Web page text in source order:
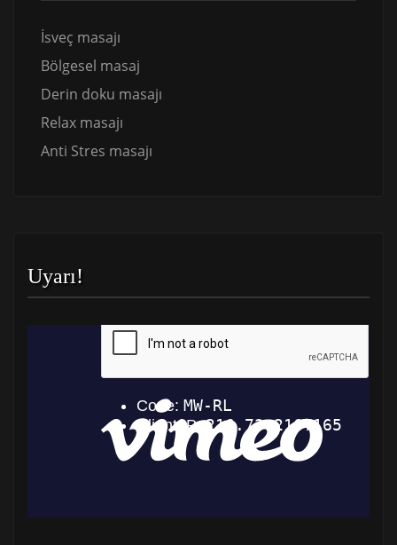
İsveç masajı
Bölgesel masaj
Derin doku masajı
Relax masajı
Anti Stres masajı
Uyarı!